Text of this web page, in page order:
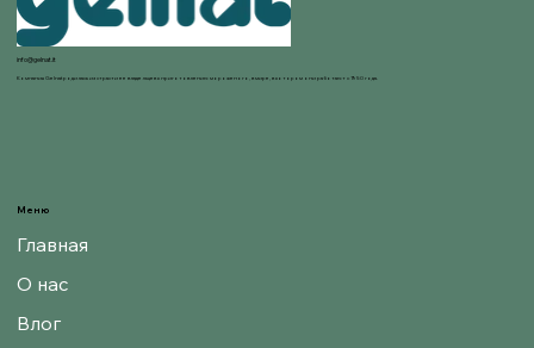
info@gelnat.it
Компания Gelnat родилась из страсти ее владельцев к приготовлению мороженого, в мире, в котором они работают с 1950 года.
Меню
Главная
О нас
Влог